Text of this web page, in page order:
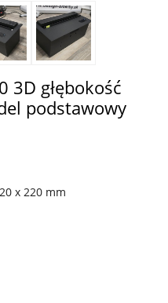
3D głębokość
podstawowy
x 220 mm